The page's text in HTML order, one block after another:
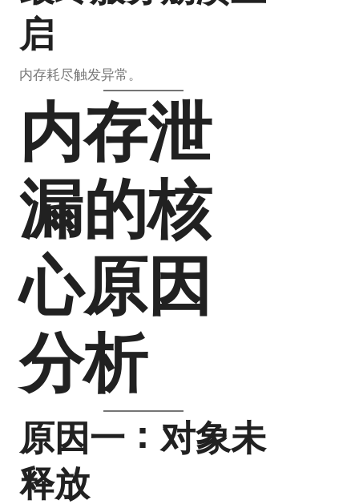
启
内存耗尽触发异常。
内存泄
漏的核
心原因
分析
原因一：对象未
释放